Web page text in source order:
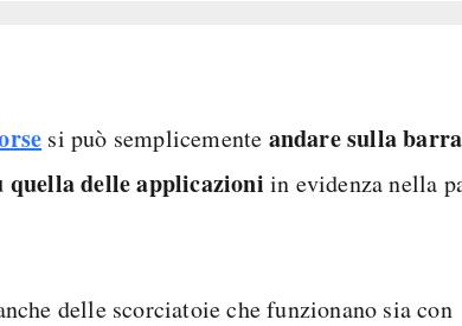
si può semplicemente andare sulla
quella delle applicazioni in evidenza nella
delle scorciatoie che funzionano sia con